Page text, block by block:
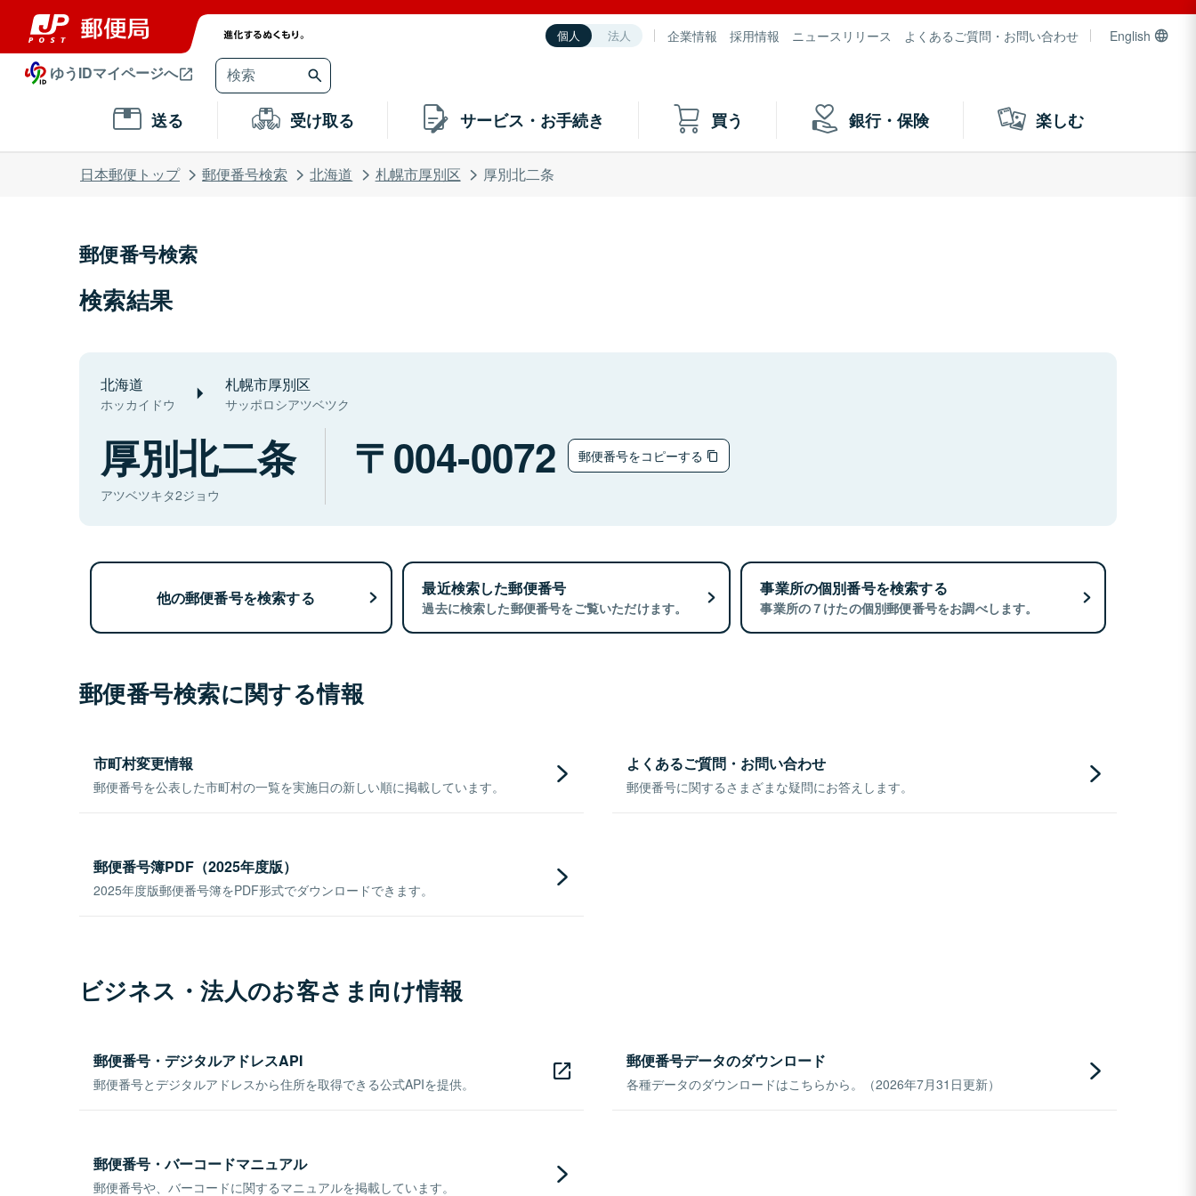
個人 法人 企業情報 採用情報 ニュースリリース よくあるご質問・お問い合わせ English
ゆうIDマイページへ
送る 受け取る サービス・お手続き 買う 銀行・保険 楽しむ
日本郵便トップ 郵便番号検索 北海道 札幌市厚別区 厚別北二条
郵便番号検索
検索結果
北海道
ホッカイドウ
札幌市厚別区
サッポロシアツベツク
厚別北二条
アツベツキタ2ジョウ
004-0072 郵便番号をコピーする
他の郵便番号を検索する 最近検索した郵便番号
過去に検索した郵便番号をご覧いただけます。
事業所の個別番号を検索する
事業所の７けたの個別郵便番号をお調べします。
郵便番号検索に関する情報
市町村変更情報
郵便番号を公表した市町村の一覧を実施日の新しい順に掲載しています。
よくあるご質問・お問い合わせ
郵便番号に関するさまざまな疑問にお答えします。
郵便番号簿PDF（2025年度版）
2025年度版郵便番号簿をPDF形式でダウンロードできます。
ビジネス・法人のお客さま向け情報
郵便番号・デジタルアドレスAPI
郵便番号とデジタルアドレスから住所を取得できる公式APIを提供。
郵便番号データのダウンロード
各種データのダウンロードはこちらから。（2026年7月31日更新）
郵便番号・バーコードマニュアル
郵便番号や、バーコードに関するマニュアルを掲載しています。